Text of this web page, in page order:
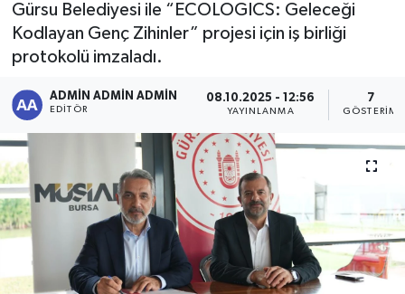
Gürsu Belediyesi ile “ECOLOGICS: Geleceği
Kodlayan Genç Zihinler” projesi için iş birliği
protokolü imzaladı.
ADMİN ADMİN ADMİN
EDITÖR
08.10.2025 - 12:56
YAYINLANMA
7
GÖSTERIM
Gündem
Magazin
Sağlık
Spor
Türkiye